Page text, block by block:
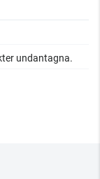
undantagna.